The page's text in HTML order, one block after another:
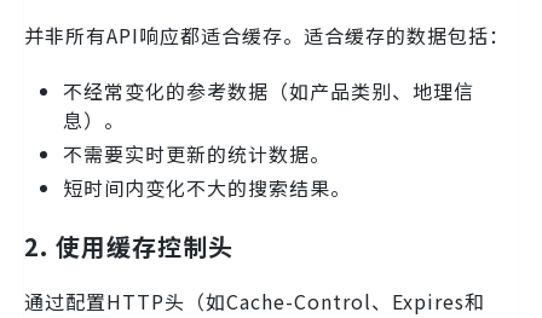
并非所有API响应都适合缓存。适合缓存的数据包括：
不经常变化的参考数据（如产品类别、地理信
息）。
不需要实时更新的统计数据。
短时间内变化不大的搜索结果。
2. 使用缓存控制头
通过配置HTTP头（如Cache-Control、Expires和